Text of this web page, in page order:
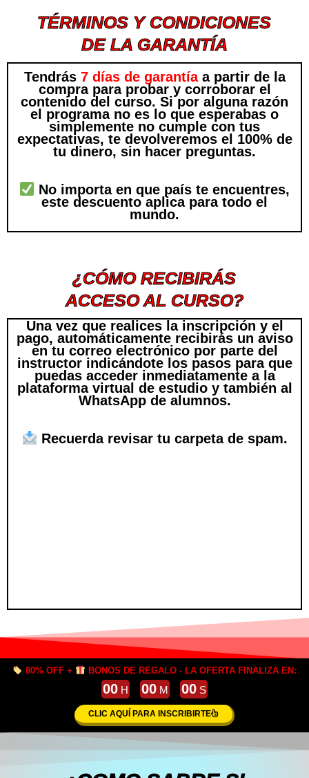
TÉRMINOS Y CONDICIONES
DE LA GARANTÍA
Tendrás 7 días de garantíaa partir de la
compra para probar y corroborar el
contenido del curso. Si por alguna razón
el programa no es lo que esperabas o
simplemente no cumple con tus
expectativas, te devolveremos el 100% de
tu dinero, sin hacer preguntas.
No importa en que país te encuentres,
este descuento aplica para todo el
mundo.
¿CÓMO RECIBIRÁS
ACCESO AL CURSO?
Una vez que realices la inscripción y el
pago, automáticamente recibirás un aviso
en tu correo electrónico por parte del
instructor indicándote los pasos para que
puedas acceder inmediatamente a la
plataforma virtual de estudio y también al
WhatsApp de alumnos.
Recuerda revisar tu carpeta de spam.
80% OFF + BONOS DE REGALO - LA OFERTA FINALIZA EN:
00 H 00 M 00 S
CLIC AQUÍ PARA INSCRIBIRTE